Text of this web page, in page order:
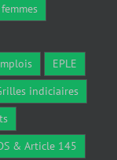
EPLE
indiciaires
& Article 145